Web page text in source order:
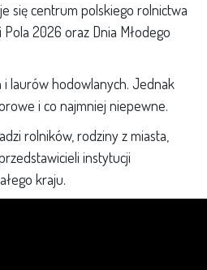
się centrum polskiego rolnictwa
2026 oraz Dnia Młodego
i laurów hodowlanych. Jednak
i co najmniej niepewne.
rolników, rodziny z miasta,
instytucji
kraju.